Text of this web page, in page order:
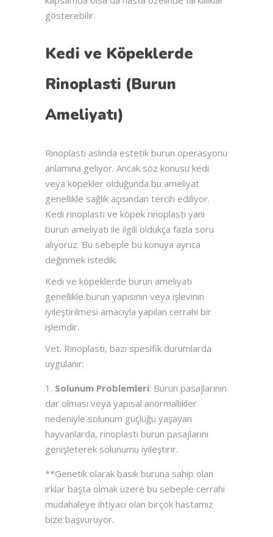
gösterebilir.
Kedi ve Köpeklerde
Rinoplasti (Burun
Ameliyatı)
Rinoplasti aslında estetik burun operasyonu
anlamına geliyor. Ancak söz konusu kedi
veya köpekler olduğunda bu ameliyat
genellikle sağlık açısından tercih ediliyor.
Kedi rinoplasti ve köpek rinoplasti yani
burun ameliyatı ile ilgili oldukça fazla soru
alıyoruz. Bu sebeple bu konuya ayrıca
değinmek istedik.
Kedi ve köpeklerde burun ameliyatı
genellikle burun yapısının veya işlevinin
iyileştirilmesi amacıyla yapılan cerrahi bir
işlemdir.
Vet. Rinoplasti, bazı spesifik durumlarda
uygulanır:
Solunum Problemleri: Burun pasajlarının
dar olması veya yapısal anormallikler
nedeniyle solunum güçlüğü yaşayan
hayvanlarda, rinoplasti burun pasajlarını
genişleterek solunumu iyileştirir.
**Genetik olarak basık buruna sahip olan
ırklar başta olmak üzere bu sebeple cerrahi
müdahaleye ihtiyacı olan birçok hastamız
bize başvuruyor.